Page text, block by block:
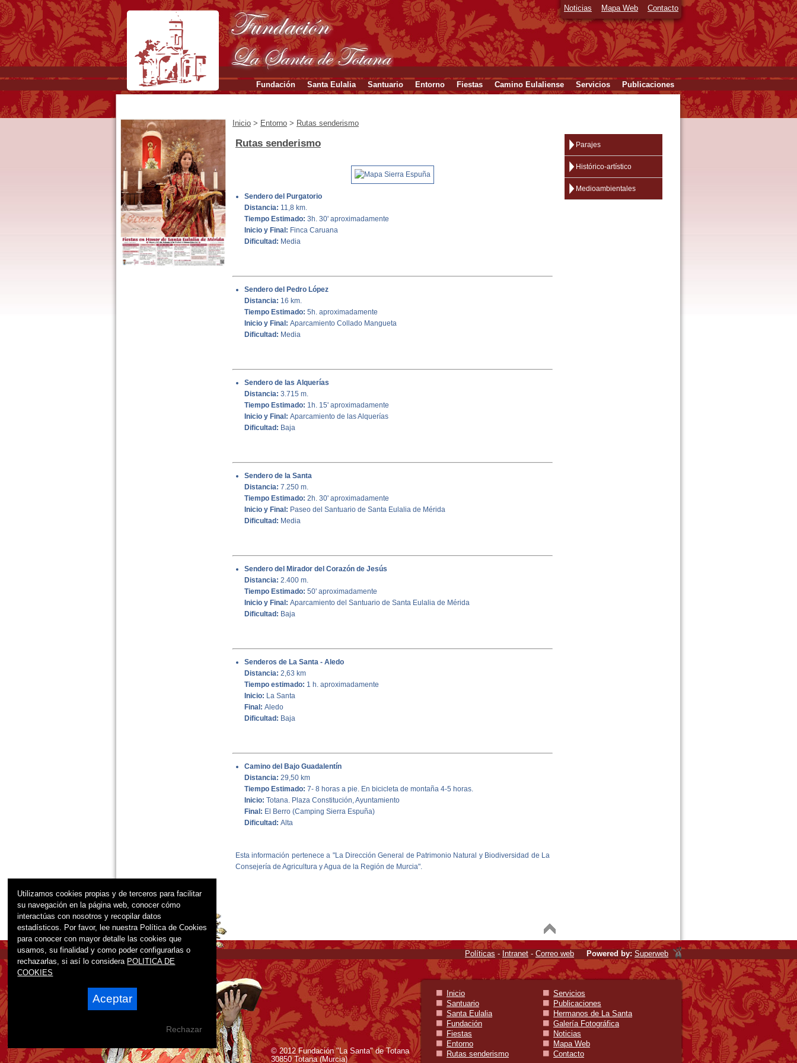
Noticias Mapa Web Contacto
Publicaciones
Servicios
Camino Eulaliense
Fiestas
Entorno
Santuario
Santa Eulalia
Fundación
Inicio > Entorno > Rutas senderismo
Parajes
Histórico-artístico
Medioambientales
Rutas senderismo
Sendero del Purgatorio
Distancia: 11,8 km.
Tiempo Estimado: 3h. 30' aproximadamente
Inicio y Final: Finca Caruana
Dificultad: Media
Sendero del Pedro López
Distancia: 16 km.
Tiempo Estimado: 5h. aproximadamente
Inicio y Final: Aparcamiento Collado Mangueta
Dificultad: Media
Sendero de las Alquerías
Distancia: 3.715 m.
Tiempo Estimado: 1h. 15' aproximadamente
Inicio y Final: Aparcamiento de las Alquerías
Dificultad: Baja
Sendero de la Santa
Distancia: 7.250 m.
Tiempo Estimado: 2h. 30' aproximadamente
Inicio y Final: Paseo del Santuario de Santa Eulalia de Mérida
Dificultad: Media
Sendero del Mirador del Corazón de Jesús
Distancia: 2.400 m.
Tiempo Estimado: 50' aproximadamente
Inicio y Final: Aparcamiento del Santuario de Santa Eulalia de Mérida
Dificultad: Baja
Senderos de La Santa - Aledo
Distancia: 2,63 km
Tiempo estimado: 1 h. aproximadamente
Inicio: La Santa
Final: Aledo
Dificultad: Baja
Camino del Bajo Guadalentín
Distancia: 29,50 km
Tiempo Estimado: 7- 8 horas a pie. En bicicleta de montaña 4-5 horas.
Inicio: Totana. Plaza Constitución, Ayuntamiento
Final: El Berro (Camping Sierra Espuña)
Dificultad: Alta
Esta información pertenece a "La Dirección General de Patrimonio Natural y Biodiversidad de La
Consejería de Agricultura y Agua de la Región de Murcia".
Inicio
Santuario
Santa Eulalia
Fundación
Fiestas
Entorno
Rutas senderismo
Servicios
Publicaciones
Hermanos de La Santa
Galería Fotográfica
Noticias
Mapa Web
Contacto
© 2012 Fundación "La Santa" de Totana
30850 Totana (Murcia)
Políticas - Intranet - Correo web Powered by: Superweb
Utilizamos cookies propias y de terceros para facilitar
su navegación en la página web, conocer cómo
interactúas con nosotros y recopilar datos
estadísticos. Por favor, lee nuestra Política de Cookies
para conocer con mayor detalle las cookies que
usamos, su finalidad y como poder configurarlas o
rechazarlas, si así lo considera POLITICA DE
COOKIES
Aceptar
Rechazar